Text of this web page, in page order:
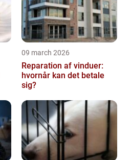
09 march 2026
Reparation af vinduer:
hvornår kan det betale
sig?